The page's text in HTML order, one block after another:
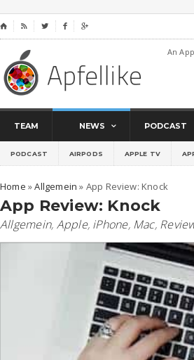
⌂    
An
TEAM NEWS PODCAST
PODCAST AIRPODS APPLE TV
Home »Allgemein » App Review: Knock
App Review: Knock
Allgemein, Apple, iPhone, Mac,